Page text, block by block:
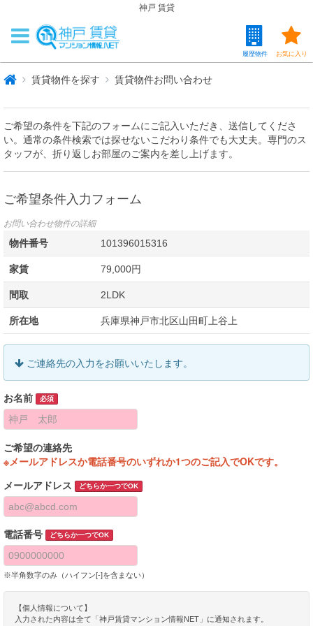
神戸 賃貸
お気に入り
履歴物件
賃貸物件を探す 賃貸物件お問い合わせ
ご希望の条件を下記のフォームにご記入いただき、送信してくださ
い。通常の条件検索では探せないこだわり条件でも大丈夫。専門のス
タッフが、折り返しお部屋のご案内を差し上げます。
ご希望条件入力フォーム
お問い合わせ物件の詳細
物件番号 101396015316
家賃 79,000円
間取 2LDK
所在地 兵庫県神戸市北区山田町上谷上
ご連絡先の入力をお願いいたします。
お名前 必須
ご希望の連絡先
※メールアドレスか電話番号のいずれか1つのご記入でOKです。
メールアドレス どちらか一つでOK
電話番号 どちらか一つでOK
※半角数字のみ（ハイフン[-]を含まない）
【個人情報について】
入力された内容は全て「神戸賃貸マンション情報NET」に通知されます。